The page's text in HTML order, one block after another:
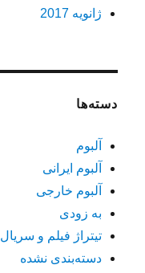
ژانویه 2017
دسته‌ها
آلبوم
آلبوم ایرانی
آلبوم خارجی
به زودی
تیتراژ فیلم و سریال
دسته‌بندی نشده